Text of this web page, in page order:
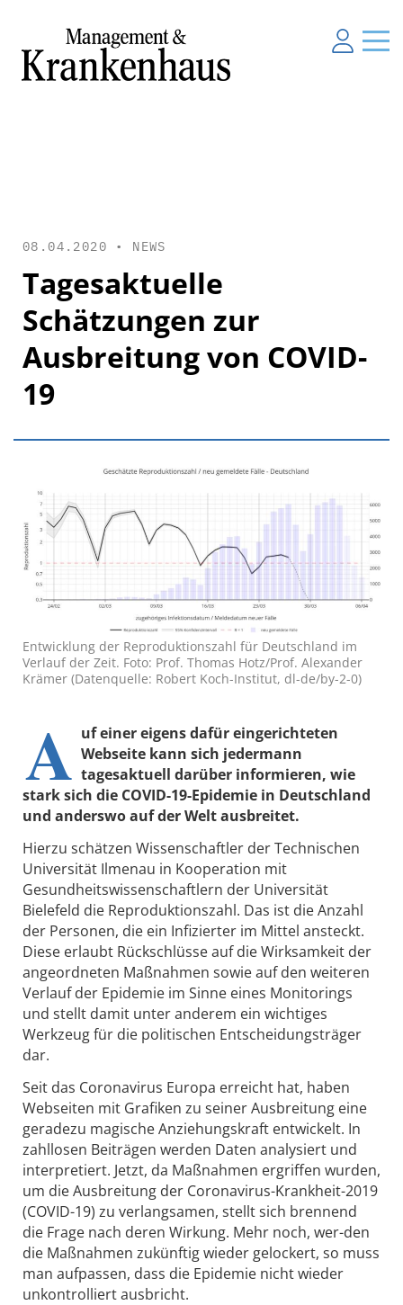
08.04.2020 • NEWS
Tagesaktuelle
Schätzungen zur
Ausbreitung von COVID-
19
Entwicklung der Reproduktionszahl für Deutschland im
Verlauf der Zeit. Foto: Prof. Thomas Hotz/Prof. Alexander
Krämer (Datenquelle: Robert Koch-Institut, dl-de/by-2-0)
A uf einer eigens dafür eingerichteten
Webseite kann sich jedermann
tagesaktuell darüber informieren, wie
stark sich die COVID-19-Epidemie in Deutschland
und anderswo auf der Welt ausbreitet.
Hierzu schätzen Wissenschaftler der Technischen
Universität Ilmenau in Kooperation mit
Gesundheitswissenschaftlern der Universität
Bielefeld die Reproduktionszahl. Das ist die Anzahl
der Personen, die ein Infizierter im Mittel ansteckt.
Diese erlaubt Rückschlüsse auf die Wirksamkeit der
angeordneten Maßnahmen sowie auf den weiteren
Verlauf der Epidemie im Sinne eines Monitorings
und stellt damit unter anderem ein wichtiges
Werkzeug für die politischen Entscheidungsträger
dar.
Seit das Coronavirus Europa erreicht hat, haben
Webseiten mit Grafiken zu seiner Ausbreitung eine
geradezu magische Anziehungskraft entwickelt. In
zahllosen Beiträgen werden Daten analysiert und
interpretiert. Jetzt, da Maßnahmen ergriffen wurden,
um die Ausbreitung der Coronavirus-Krankheit-2019
(COVID-19) zu verlangsamen, stellt sich brennend
die Frage nach deren Wirkung. Mehr noch, wer-den
die Maßnahmen zukünftig wieder gelockert, so muss
man aufpassen, dass die Epidemie nicht wieder
unkontrolliert ausbricht.